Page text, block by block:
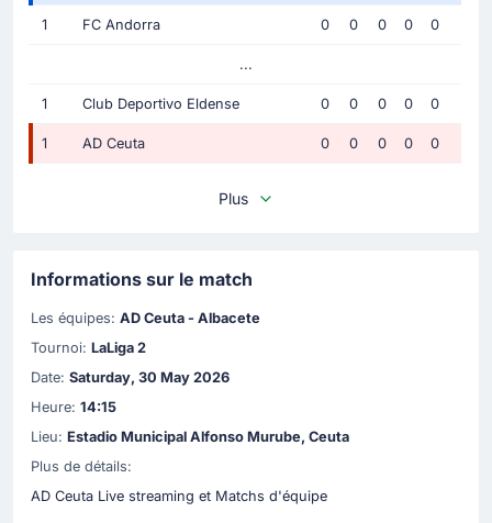
1 FC Andorra 0 0 0 0 0
...
1 Club Deportivo Eldense 0 0 0 0 0
1 AD Ceuta 0 0 0 0 0
Plus
Informations sur le match
Les équipes: AD Ceuta - Albacete
Tournoi: LaLiga 2
Date: Saturday, 30 May 2026
Heure: 14:15
Lieu: Estadio Municipal Alfonso Murube, Ceuta
Plus de détails:
AD Ceuta Live streaming et Matchs d'équipe